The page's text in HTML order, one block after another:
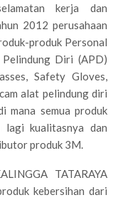
kerja dan
2012 perusahaan
produk Personal
Diri (APD)
Safety Gloves,
alat pelindung diri
mana semua produk
lagi kualitasnya dan
produk 3M.
TATARAYA
kebersihan dari